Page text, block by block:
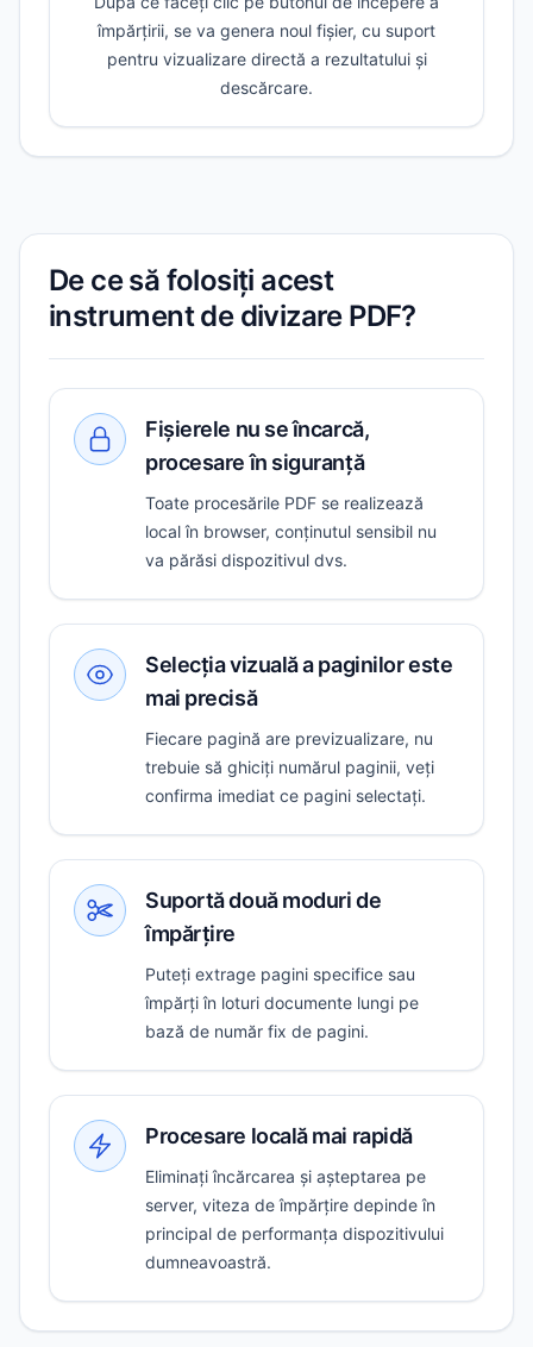
împărțirii, se va genera noul fișier, cu suport
pentru vizualizare directă a rezultatului și
descărcare.
De ce să folosiți acest
instrument de divizare PDF?
Fișierele nu se încarcă,
procesare în siguranță
Toate procesările PDF se realizează
local în browser, conținutul sensibil nu
va părăsi dispozitivul dvs.
Selecția vizuală a paginilor este
mai precisă
Fiecare pagină are previzualizare, nu
trebuie să ghiciți numărul paginii, veți
confirma imediat ce pagini selectați.
Suportă două moduri de
împărțire
Puteți extrage pagini specifice sau
împărți în loturi documente lungi pe
bază de număr fix de pagini.
Procesare locală mai rapidă
Eliminați încărcarea și așteptarea pe
server, viteza de împărțire depinde în
principal de performanța dispozitivului
dumneavoastră.